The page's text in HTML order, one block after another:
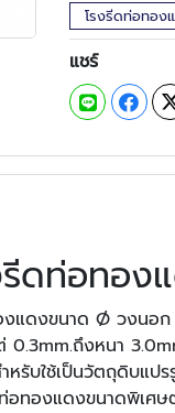
โรงรีดท่อทอง
แชร์
รีดท่อทอง
แดงขนาด Ø วงนอก
0.3mm.ถึงหนา
ใช้เป็นวัตถุดิบแปร
ทองแดงขนาดพิเศ